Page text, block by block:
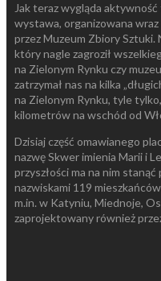
Jak teraz wygląda aktywność
wystawa, organizowana
przez Muzeum Zbiory Sztuki.
który nagle zagroził
na Zielonym Rynku czy
zatrzymał nas na kilka
na Zielonym Rynku, tyle
kilometrów na wschód od
Dzisiaj część omawianego
nazwę Skwer imienia Marii i
przyszłości ma na nim
nazwiskami 119
m.in. w Katyniu, Miednoje,
zaprojektowany również